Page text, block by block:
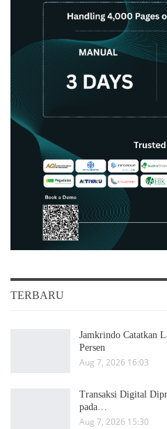
TERBARU
Jamkrindo Catatkan
Persen
Aug 7, 2026 16:03
Transaksi Digital
pada…
Aug 7, 2026 15:30